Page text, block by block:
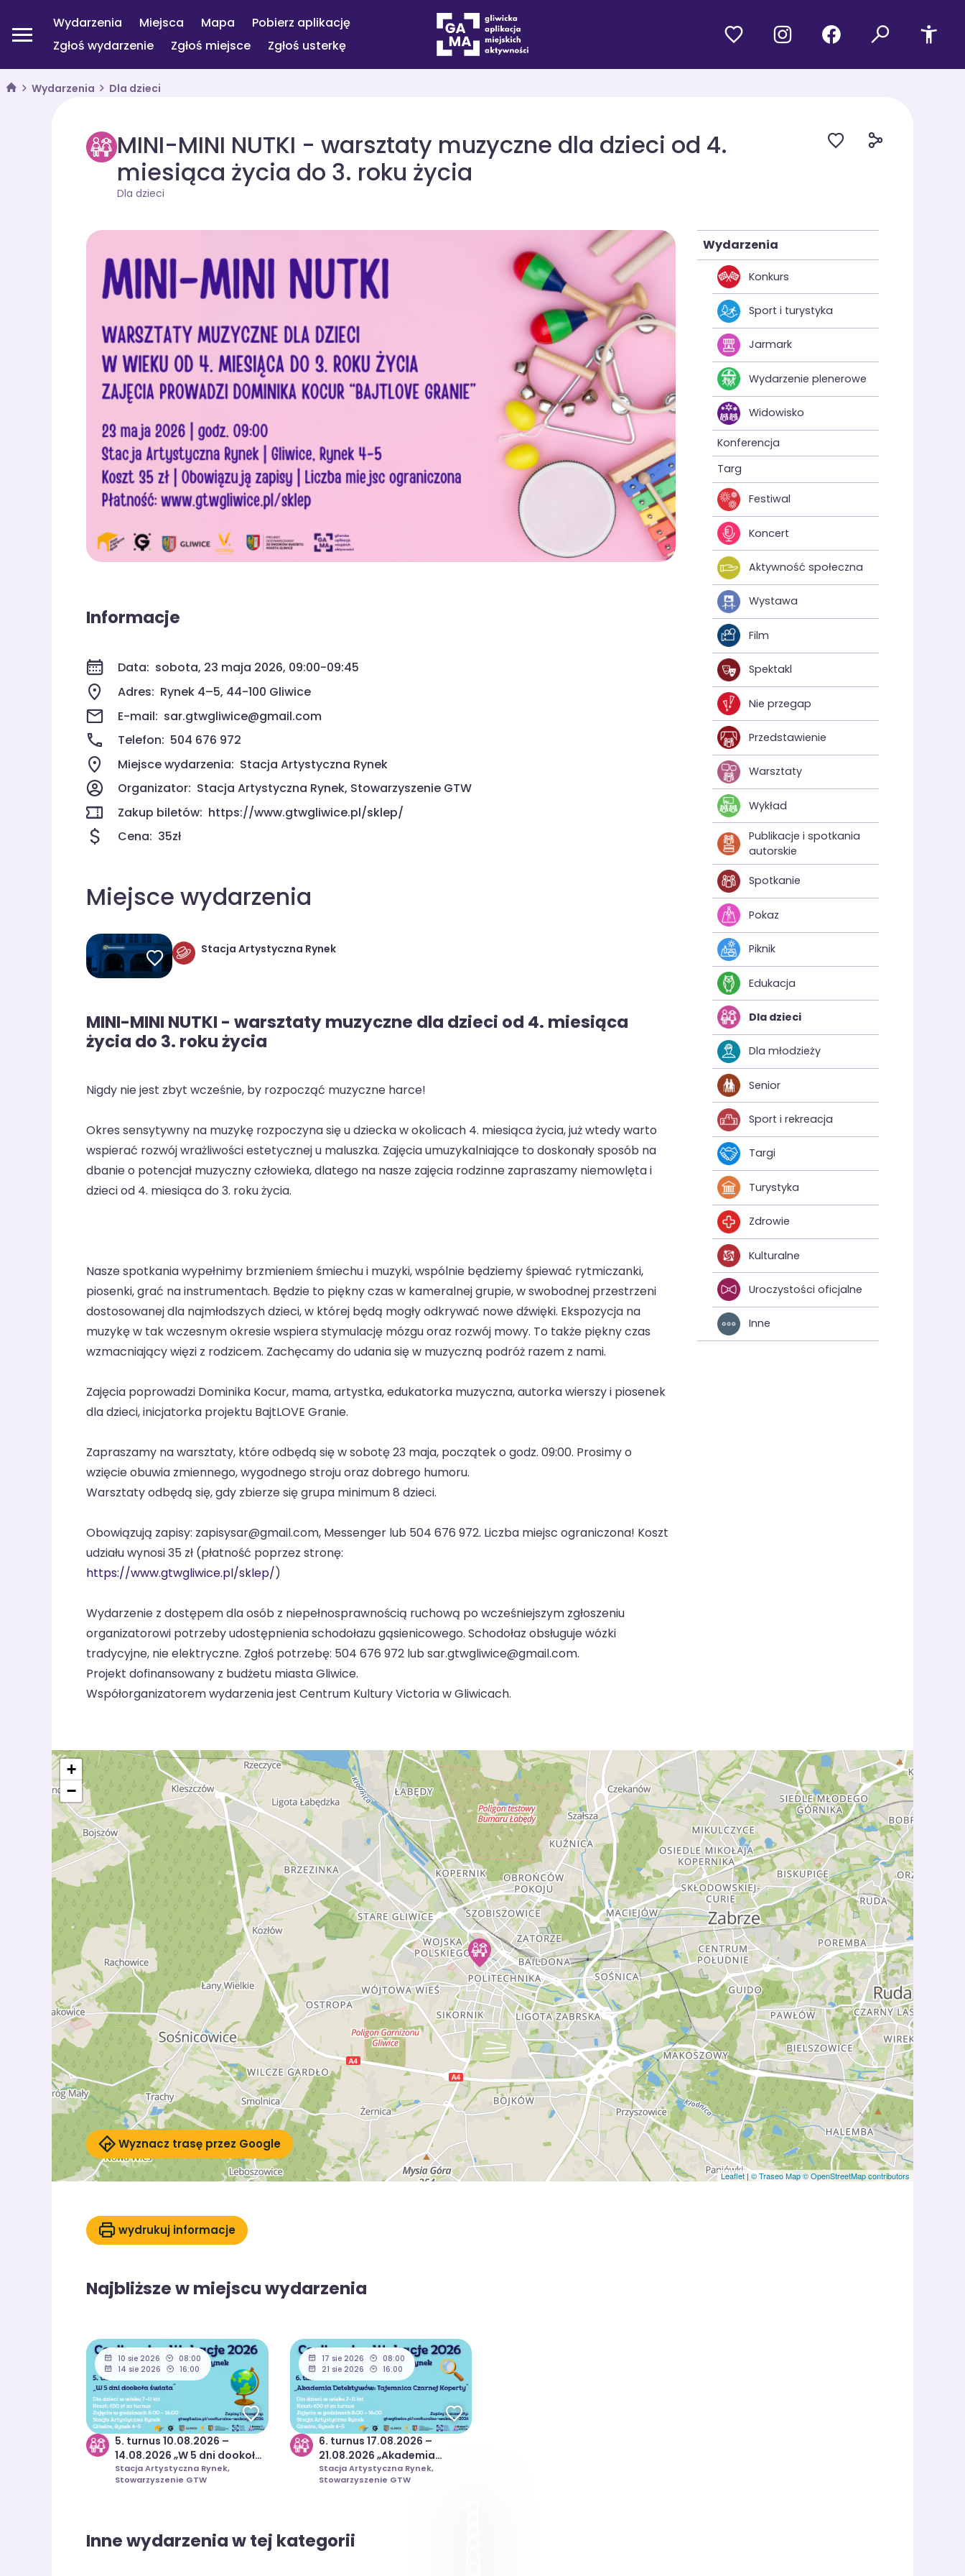
Wydarzenia Miejsca Mapa
Pobierz aplikację
Zgłoś wydarzenie
Zgłoś miejsce Zgłoś usterkę
Wydarzenia Dla dzieci
MINI-MINI NUTKI - warsztaty muzyczne dla dzieci od 4.
miesiąca życia do 3. roku życia
Dla dzieci
Informacje
Data: sobota, 23 maja 2026, 09:00-09:45
Adres: Rynek 4–5, 44-100 Gliwice
E-mail: sar.gtwgliwice@gmail.com
Telefon: 504 676 972
Miejsce wydarzenia: Stacja Artystyczna Rynek
Organizator: Stacja Artystyczna Rynek, Stowarzyszenie GTW
Zakup biletów: https://www.gtwgliwice.pl/sklep/
Cena: 35zł
Miejsce wydarzenia
Stacja Artystyczna Rynek
MINI-MINI NUTKI - warsztaty muzyczne dla dzieci od 4. miesiąca
życia do 3. roku życia
Nigdy nie jest zbyt wcześnie, by rozpocząć muzyczne harce!
Okres sensytywny na muzykę rozpoczyna się u dziecka w okolicach 4. miesiąca życia, już wtedy warto
wspierać rozwój wrażliwości estetycznej u maluszka. Zajęcia umuzykalniające to doskonały sposób na
dbanie o potencjał muzyczny człowieka, dlatego na nasze zajęcia rodzinne zapraszamy niemowlęta i
dzieci od 4. miesiąca do 3. roku życia.
Nasze spotkania wypełnimy brzmieniem śmiechu i muzyki, wspólnie będziemy śpiewać rytmiczanki,
piosenki, grać na instrumentach. Będzie to piękny czas w kameralnej grupie, w swobodnej przestrzeni
dostosowanej dla najmłodszych dzieci, w której będą mogły odkrywać nowe dźwięki. Ekspozycja na
muzykę w tak wczesnym okresie wspiera stymulację mózgu oraz rozwój mowy. To także piękny czas
wzmacniający więzi z rodzicem. Zachęcamy do udania się w muzyczną podróż razem z nami.
Zajęcia poprowadzi Dominika Kocur, mama, artystka, edukatorka muzyczna, autorka wierszy i piosenek
dla dzieci, inicjatorka projektu BajtLOVE Granie.
Zapraszamy na warsztaty, które odbędą się w sobotę 23 maja, początek o godz. 09:00. Prosimy o
wzięcie obuwia zmiennego, wygodnego stroju oraz dobrego humoru.
Warsztaty odbędą się, gdy zbierze się grupa minimum 8 dzieci.
Obowiązują zapisy: zapisysar@gmail.com, Messenger lub 504 676 972. Liczba miejsc ograniczona! Koszt
udziału wynosi 35 zł (płatność poprzez stronę:
https://www.gtwgliwice.pl/sklep/)
Wydarzenie z dostępem dla osób z niepełnosprawnością ruchową po wcześniejszym zgłoszeniu
organizatorowi potrzeby udostępnienia schodołazu gąsienicowego. Schodołaz obsługuje wózki
tradycyjne, nie elektryczne. Zgłoś potrzebę: 504 676 972 lub sar.gtwgliwice@gmail.com.
Projekt dofinansowany z budżetu miasta Gliwice.
Współorganizatorem wydarzenia jest Centrum Kultury Victoria w Gliwicach.
Wydarzenia
Konkurs
Sport i turystyka
Jarmark
Wydarzenie plenerowe
Widowisko
Konferencja
Targ
Festiwal
Koncert
Aktywność społeczna
Wystawa
Film
Spektakl
Nie przegap
Przedstawienie
Warsztaty
Wykład
Publikacje i spotkania
autorskie
Spotkanie
Pokaz
Piknik
Edukacja
Dla dzieci
Dla młodzieży
Senior
Sport i rekreacja
Targi
Turystyka
Zdrowie
Kulturalne
Uroczystości oficjalne
Inne
+
−
Leaflet | © Traseo Map© OpenStreetMap contributors
Wyznacz trasę przez Google
wydrukuj informacje
Najbliższe w miejscu wydarzenia
10 sie 2026
08:00
14 sie 2026
16:00
5. turnus 10.08.2026 –
14.08.2026 „W 5 dni dookoła
świata” | Coolturalne
Wakacje 2026
Stacja Artystyczna Rynek,
Stowarzyszenie GTW
17 sie 2026
08:00
21 sie 2026
16:00
6. turnus 17.08.2026 –
21.08.2026 „Akademia
Detektywów” | Coolturalne
Wakacje 2026
Stacja Artystyczna Rynek,
Stowarzyszenie GTW
Inne wydarzenia w tej kategorii